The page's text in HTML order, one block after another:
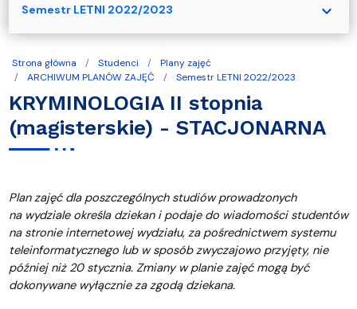
Strona główna Studenci
Plany zajęć
ARCHIWUM PLANÓW ZAJĘĆ
Semestr LETNI 2022/2023
KRYMINOLOGIA II stopnia
(magisterskie) - STACJONARNA
Plan zajęć dla poszczególnych studiów prowadzonych
na wydziale określa dziekan i podaje do wiadomości studentów
na stronie internetowej wydziału, za pośrednictwem systemu
teleinformatycznego lub w sposób zwyczajowo przyjęty, nie
później niż 20 stycznia. Zmiany w planie zajęć mogą być
dokonywane wyłącznie za zgodą dziekana.
Semestr LETNI 2022/2023 expand_more